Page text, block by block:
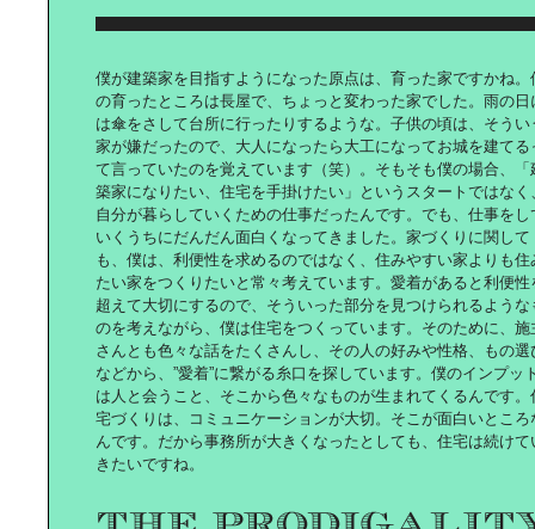
僕が建築家を目指すようになった原点は、育った家ですかね。
の育ったところは長屋で、ちょっと変わった家でした。雨の日
は傘をさして台所に行ったりするような。子供の頃は、そうい
家が嫌だったので、大人になったら大工になってお城を建てる
て言っていたのを覚えています（笑）。そもそも僕の場合、「
築家になりたい、住宅を手掛けたい」というスタートではなく
自分が暮らしていくための仕事だったんです。でも、仕事をし
いくうちにだんだん面白くなってきました。家づくりに関して
も、僕は、利便性を求めるのではなく、住みやすい家よりも住
たい家をつくりたいと常々考えています。愛着があると利便性
超えて大切にするので、そういった部分を見つけられるような
のを考えながら、僕は住宅をつくっています。そのために、施
さんとも色々な話をたくさんし、その人の好みや性格、もの選
などから、”愛着”に繋がる糸口を探しています。僕のインプッ
は人と会うこと、そこから色々なものが生まれてくるんです。
宅づくりは、コミュニケーションが大切。そこが面白いところ
んです。だから事務所が大きくなったとしても、住宅は続けて
きたいですね。
アートと｜カジュアルに暮らす
親子で楽しむスマート｜ファッショ
ン ～Mommy篇～
淵上正幸と巡る｜話題の海外集合住
宅建築